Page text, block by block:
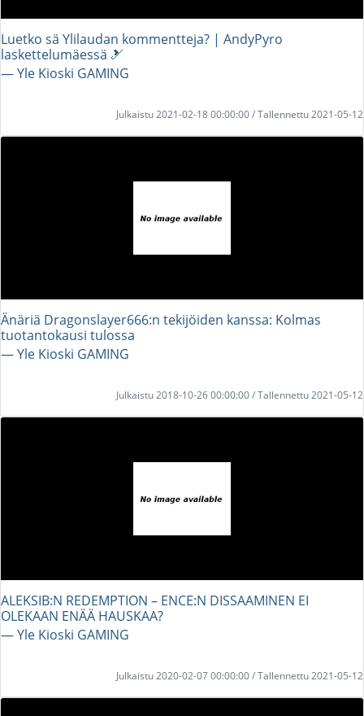
Luetko sä Ylilaudan kommentteja? | AndyPyro
laskettelumäessä 🎿
― Yle Kioski GAMING
Julkaistu 2021-02-18 00:00:00 / Tallennettu 2021-05-12
Änäriä Dragonslayer666:n tekijöiden kanssa: Kolmas
tuotantokausi tulossa
― Yle Kioski GAMING
Julkaistu 2018-10-26 00:00:00 / Tallennettu 2021-05-12
ALEKSIB:N REDEMPTION – ENCE:N DISSAAMINEN EI
OLEKAAN ENÄÄ HAUSKAA?
― Yle Kioski GAMING
Julkaistu 2020-02-07 00:00:00 / Tallennettu 2021-05-12